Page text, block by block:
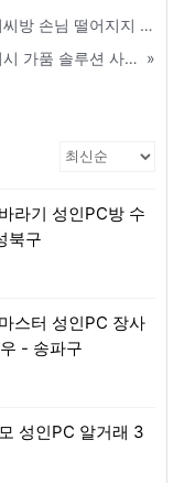
텔레그램ID:KPU77 피씨365 성인피씨방 손님 떨어지지 않는 이벤트 및 포인트 관리법 - 나주
텔레그램ID:KPU77 성피스퀘어 성인피시 가품 솔루션 사기 수법 및 예방 가이드 - 동대문구 »
라기 성인PC방 수
북구
스터 성인PC 장사
- 송파구
성인PC 알거래 3